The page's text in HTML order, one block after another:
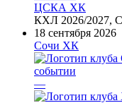
ЦСКА ХК
КХЛ 2026/
18 сентября 2026
Сочи ХК
—